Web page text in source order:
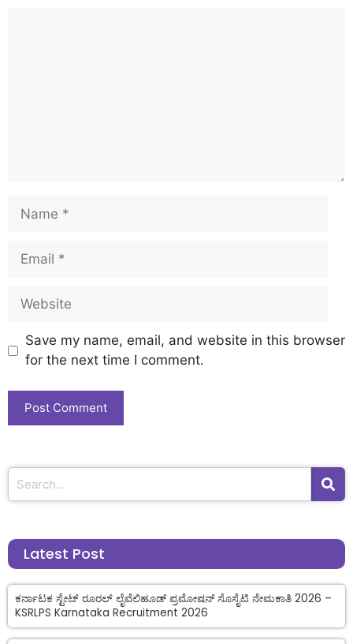
Save my name, email, and website in this browser
for the next time I comment.
Latest Post
ಕರ್ನಾಟಕ ಸ್ಟೇಟ್ ರೂರಲ್ ಲೈವೆಲಿಹೂಡ್ ಪ್ರಮೋಷನ್ ಸೊಸೈಟಿ ನೇಮಕಾತಿ 2026 –
KSRLPS Karnataka Recruitment 2026